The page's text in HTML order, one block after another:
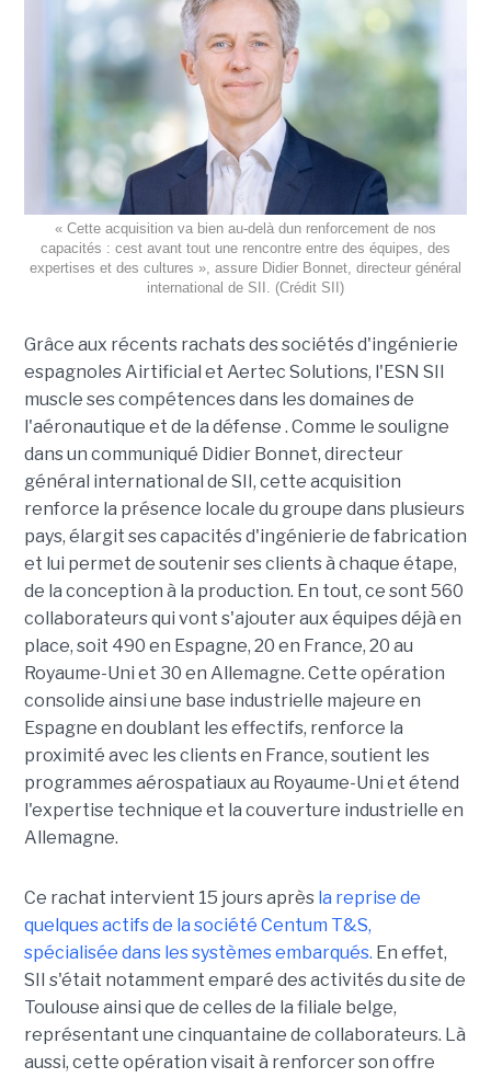
« Cette acquisition va bien au-delà dun renforcement de nos
capacités : cest avant tout une rencontre entre des équipes, des
expertises et des cultures », assure Didier Bonnet, directeur général
international de SII. (Crédit SII)
Grâce aux récents rachats des sociétés d'ingénierie
espagnoles Airtificial et Aertec Solutions, l'ESN SII
muscle ses compétences dans les domaines de
l'aéronautique et de la défense . Comme le souligne
dans un communiqué Didier Bonnet, directeur
général international de SII, cette acquisition
renforce la présence locale du groupe dans plusieurs
pays, élargit ses capacités d'ingénierie de fabrication
et lui permet de soutenir ses clients à chaque étape,
de la conception à la production. En tout, ce sont 560
collaborateurs qui vont s'ajouter aux équipes déjà en
place, soit 490 en Espagne, 20 en France, 20 au
Royaume-Uni et 30 en Allemagne. Cette opération
consolide ainsi une base industrielle majeure en
Espagne en doublant les effectifs, renforce la
proximité avec les clients en France, soutient les
programmes aérospatiaux au Royaume-Uni et étend
l'expertise technique et la couverture industrielle en
Allemagne.
Ce rachat intervient 15 jours après la reprise de
quelques actifs de la société Centum T&S,
spécialisée dans les systèmes embarqués. En effet,
SII s'était notamment emparé des activités du site de
Toulouse ainsi que de celles de la filiale belge,
représentant une cinquantaine de collaborateurs. Là
aussi, cette opération visait à renforcer son offre